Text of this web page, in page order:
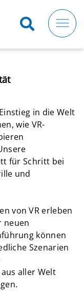
in die Welt
wie VR-
für Schritt bei
und
von VR erleben
neuen
können
Szenarien
aller Welt